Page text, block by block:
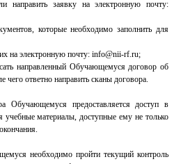
направить заявку на электронную почту:
которые необходимо заполнить для
на электронную почту: info@nii-rf.ru;
направленный Обучающемуся договор об
чего ответно направить сканы договора.
Обучающемуся предоставляется доступ в
учебные материалы, доступные ему не только
необходимо пройти текущий контроль